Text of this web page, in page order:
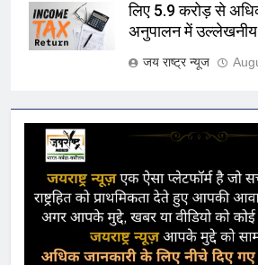
लिए 5.9 करोड़ से
अनुपालन में उल्लेखनीय
जय राष्ट्र न्यूज